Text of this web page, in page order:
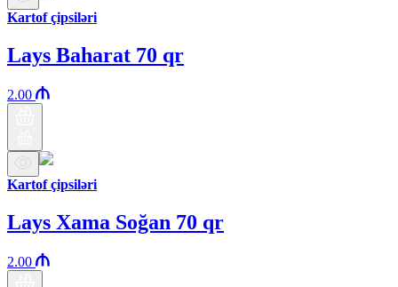
Kartof çipsiləri
Lays Baharat 70 qr
2.00
Kartof çipsiləri
Lays Xama Soğan 70 qr
2.00